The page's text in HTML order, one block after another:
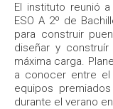
El instituto reunió
ESO A 2º de
para construir
diseñar y
máxima carga.
a conocer entre el
equipos
durante el verano